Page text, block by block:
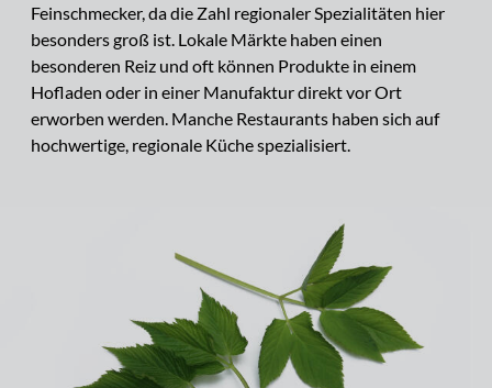
Feinschmecker, da die Zahl regionaler Spezialitäten hier
besonders groß ist. Lokale Märkte haben einen
besonderen Reiz und oft können Produkte in einem
Hofladen oder in einer Manufaktur direkt vor Ort
erworben werden. Manche Restaurants haben sich auf
hochwertige, regionale Küche spezialisiert.